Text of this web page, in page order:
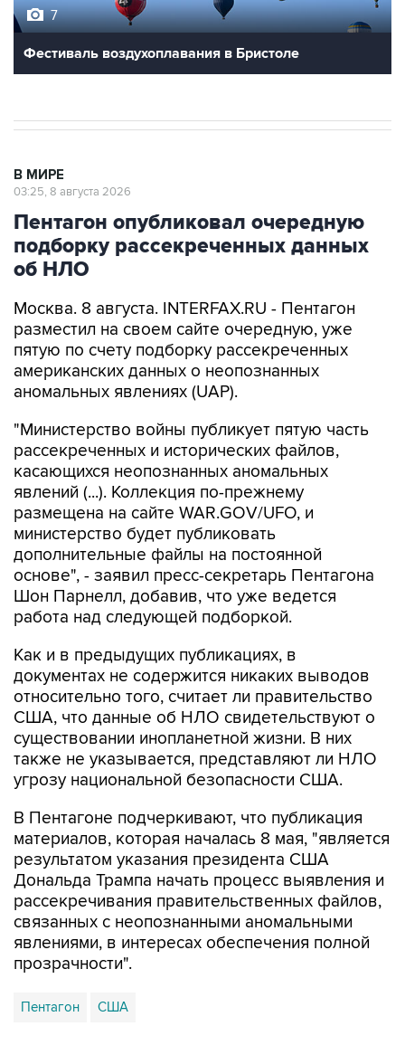
7
Фестиваль воздухоплавания в Бристоле
В МИРЕ
03:25, 8 августа 2026
Пентагон опубликовал очередную
подборку рассекреченных данных
об НЛО
Москва. 8 августа. INTERFAX.RU - Пентагон
разместил на своем сайте очередную, уже
пятую по счету подборку рассекреченных
американских данных о неопознанных
аномальных явлениях (UAP).
"Министерство войны публикует пятую часть
рассекреченных и исторических файлов,
касающихся неопознанных аномальных
явлений (...). Коллекция по-прежнему
размещена на сайте WAR.GOV/UFO, и
министерство будет публиковать
дополнительные файлы на постоянной
основе", - заявил пресс-секретарь Пентагона
Шон Парнелл, добавив, что уже ведется
работа над следующей подборкой.
Как и в предыдущих публикациях, в
документах не содержится никаких выводов
относительно того, считает ли правительство
США, что данные об НЛО свидетельствуют о
существовании инопланетной жизни. В них
также не указывается, представляют ли НЛО
угрозу национальной безопасности США.
В Пентагоне подчеркивают, что публикация
материалов, которая началась 8 мая, "является
результатом указания президента США
Дональда Трампа начать процесс выявления и
рассекречивания правительственных файлов,
связанных с неопознанными аномальными
явлениями, в интересах обеспечения полной
прозрачности".
Пентагон США